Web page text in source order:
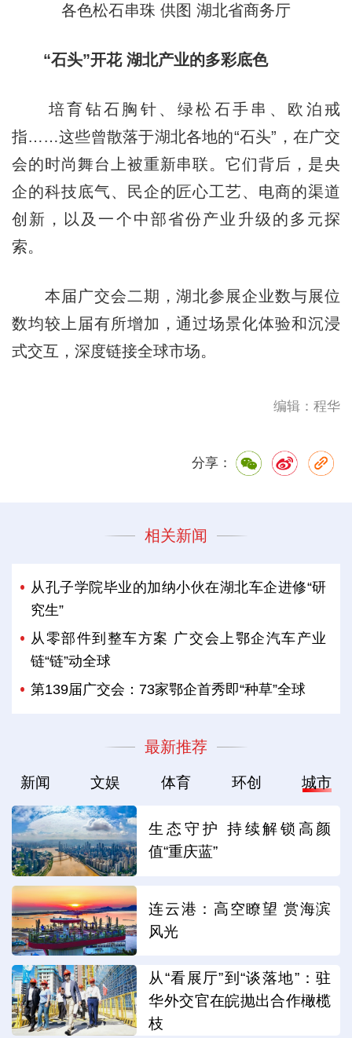
各色松石串珠 供图 湖北省商务厅
“石头”开花 湖北产业的多彩底色
培育钻石胸针、绿松石手串、欧泊戒
指……这些曾散落于湖北各地的“石头”，在广交
会的时尚舞台上被重新串联。它们背后，是央
企的科技底气、民企的匠心工艺、电商的渠道
创新，以及一个中部省份产业升级的多元探
索。
本届广交会二期，湖北参展企业数与展位
数均较上届有所增加，通过场景化体验和沉浸
式交互，深度链接全球市场。
编辑：程华
分享：
相关新闻
从孔子学院毕业的加纳小伙在湖北车企进修“研
究生”
从零部件到整车方案 广交会上鄂企汽车产业
链“链”动全球
第139届广交会：73家鄂企首秀即“种草”全球
最新推荐
新闻 文娱 体育 环创 城市
生态守护 持续解锁高颜
值“重庆蓝”
连云港：高空瞭望 赏海滨
风光
从“看展厅”到“谈落地”：驻
华外交官在皖抛出合作橄榄
枝